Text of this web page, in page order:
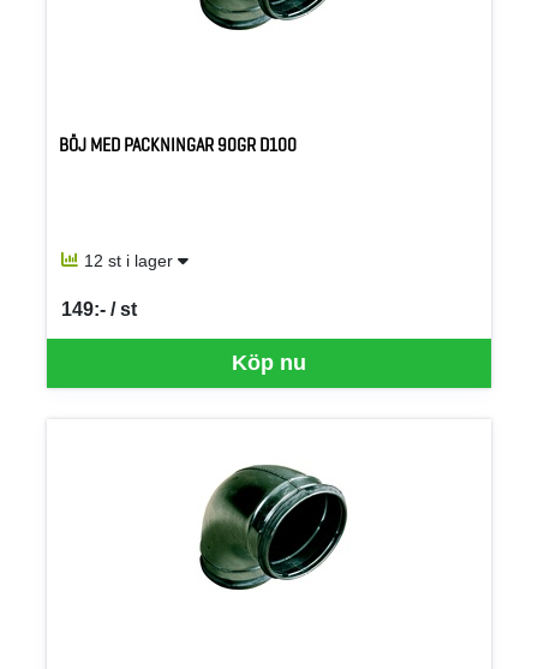
BÖJ MED PACKNINGAR 90GR D100
12 st i lager
Köp nu
149:- / st
SEK per ST